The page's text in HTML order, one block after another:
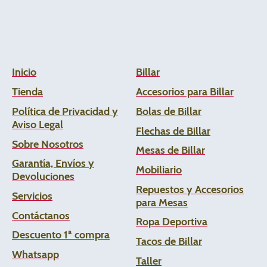
Inicio
Tienda
Política de Privacidad y
Aviso Legal
Sobre Nosotros
Garantía, Envíos y
Devoluciones
Servicios
Contáctanos
Descuento 1ª compra
Whatsapp
Billar
Accesorios para Billar
Bolas de Billar
Flechas de Billar
Mesas de Billar
Mobiliario
Repuestos y Accesorios
para Mesas
Ropa Deportiva
Tacos de Billar
Taller